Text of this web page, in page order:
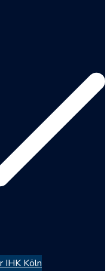
IHK Köln